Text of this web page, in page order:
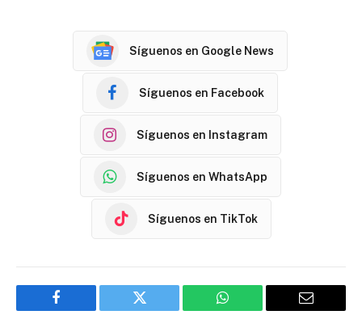
Síguenos en Google News
Síguenos en Facebook
Síguenos en Instagram
Síguenos en WhatsApp
Síguenos en TikTok
Facebook Twitter WhatsApp Email